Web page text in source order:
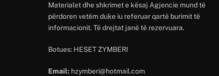
Materialet dhe shkrimet e kësaj Agjencie mund të
përdoren vetëm duke iu referuar qartë burimit të
informacionit. Të drejtat janë të rezervuara.
Botues: HESET ZYMBERI
Email: hzymberi@hotmail.com